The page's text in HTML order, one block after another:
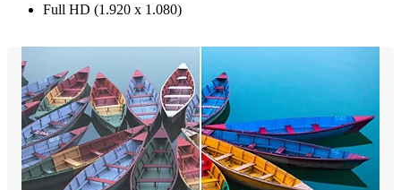
Full HD (1.920 x 1.080)